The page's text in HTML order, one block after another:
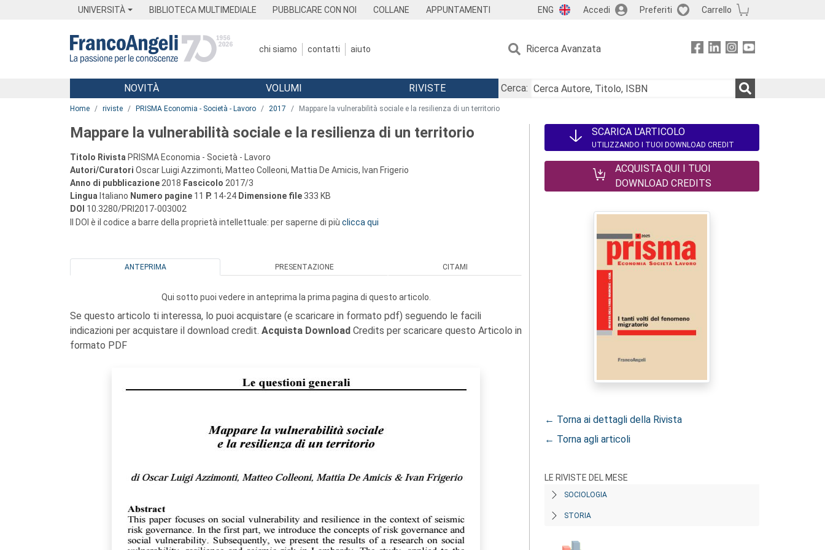
UNIVERSITÀ BIBLIOTECA MULTIMEDIALE PUBBLICARE CON NOI COLLANE APPUNTAMENTI ENG Accedi Preferiti Carrello
chi siamo contatti aiuto Ricerca Avanzata
Menu
NOVITÀ VOLUMI RIVISTE
Cerca:
Home riviste PRISMA Economia - Società - Lavoro 2017 Mappare la vulnerabilità sociale e la resilienza di un territorio
Mappare la vulnerabilità sociale e la resilienza di un territorio
Titolo Rivista PRISMA Economia - Società - Lavoro
Autori/Curatori Oscar Luigi Azzimonti, Matteo Colleoni, Mattia De Amicis, Ivan Frigerio
Anno di pubblicazione 2018 Fascicolo 2017/3
Lingua Italiano Numero pagine 11 P. 14-24 Dimensione file 333 KB
DOI 10.3280/PRI2017-003002
Il DOI è il codice a barre della proprietà intellettuale: per saperne di più clicca qui
ANTEPRIMA PRESENTAZIONE CITAMI
Qui sotto puoi vedere in anteprima la prima pagina di questo articolo.
Se questo articolo ti interessa, lo puoi acquistare (e scaricare in formato pdf) seguendo le facili
indicazioni per acquistare il download credit. Acquista Download Credits per scaricare questo Articolo in
formato PDF
SCARICA L'ARTICOLO
UTILIZZANDO I TUOI DOWNLOAD CREDIT
ACQUISTA QUI I TUOI
DOWNLOAD CREDITS
← Torna ai dettagli della Rivista
← Torna agli articoli
LE RIVISTE DEL MESE
SOCIOLOGIA
STORIA